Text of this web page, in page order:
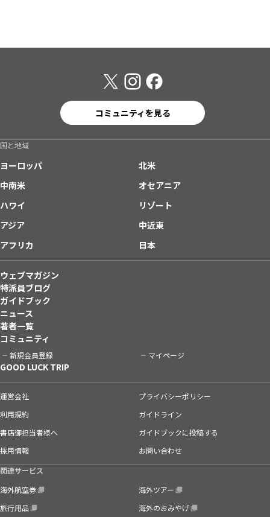
コミュニティを見る
国と地域
ヨーロッパ
北米
中南米
オセアニア
ハワイ
リゾート
アジア
中近東
アフリカ
日本
ウェブマガジン
特派員ブログ
ガイドブック
ニュース
著者一覧
コミュニティ
新規会員登録 マイページ
GOOD LUCK TRIP
運営会社
プライバシーポリシー
利用規約
ガイドライン
書店御担当者様へ
ガイドブックに投稿する
採用情報
お問い合わせ
関連サービス
海外航空券
海外ツアー
旅行用品
海外のおみやげ